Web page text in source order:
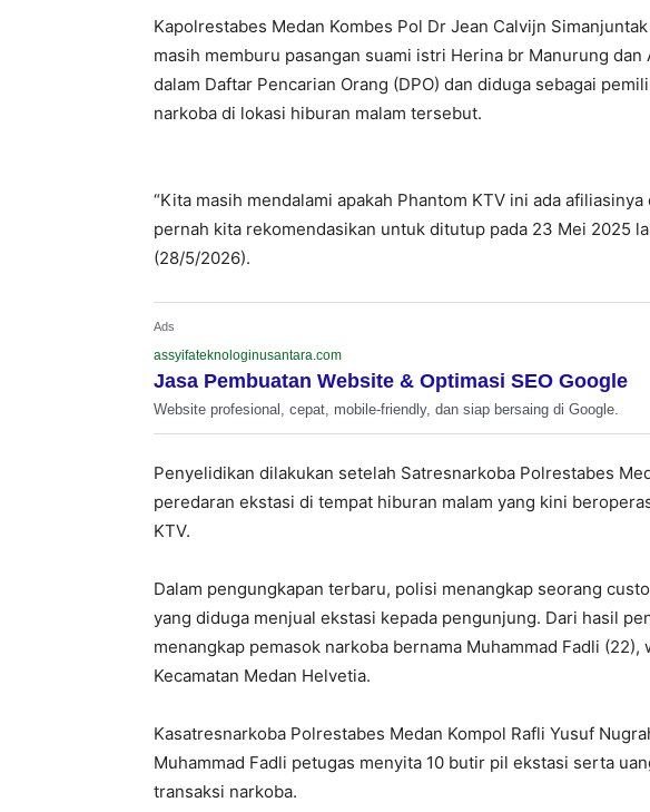
Kapolrestabes Medan Kombes Pol Dr Jean Calvijn
masih memburu pasangan suami istri Herina br Manurung dan
dalam Daftar Pencarian Orang (DPO) dan diduga sebagai
narkoba di lokasi hiburan malam tersebut.
“Kita masih mendalami apakah Phantom KTV ini ada
pernah kita rekomendasikan untuk ditutup pada 23 Mei 2025
(28/5/2026).
Ads
assyifateknologinusantara.com
Jasa Pembuatan Website & Optimasi SEO Google
Website profesional, cepat, mobile-friendly, dan siap bersaing di Google.
Penyelidikan dilakukan setelah Satresnarkoba Polrestabes
peredaran ekstasi di tempat hiburan malam yang kini
KTV.
Dalam pengungkapan terbaru, polisi menangkap seorang
yang diduga menjual ekstasi kepada pengunjung. Dari hasil
menangkap pemasok narkoba bernama Muhammad Fadli (22),
Kecamatan Medan Helvetia.
Kasatresnarkoba Polrestabes Medan Kompol Rafli Yusuf
Muhammad Fadli petugas menyita 10 butir pil ekstasi serta
transaksi narkoba.